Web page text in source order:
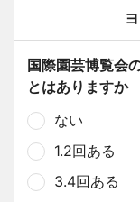
国際園芸博覧会
とはありますか
ない
1.2回ある
3.4回ある